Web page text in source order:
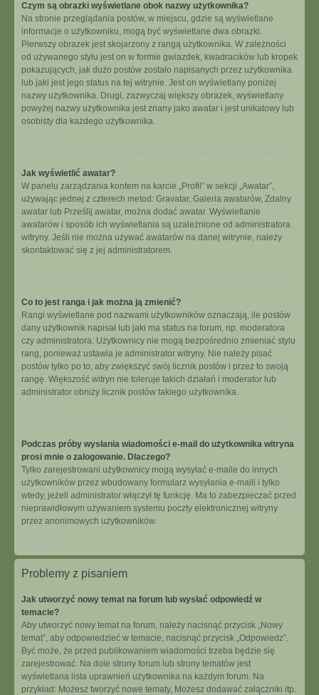
Czym są obrazki wyświetlane obok nazwy użytkownika?
Na stronie przeglądania postów, w miejscu, gdzie są wyświetlane
informacje o użytkowniku, mogą być wyświetlane dwa obrazki.
Pierwszy obrazek jest skojarzony z rangą użytkownika. W zależności
od używanego stylu jest on w formie gwiazdek, kwadracików lub kropek
pokazujących, jak dużo postów zostało napisanych przez użytkownika
lub jaki jest jego status na tej witrynie. Jest on wyświetlany poniżej
nazwy użytkownika. Drugi, zazwyczaj większy obrazek, wyświetlany
powyżej nazwy użytkownika jest znany jako awatar i jest unikatowy lub
osobisty dla każdego użytkownika.
Jak wyświetlić awatar?
W panelu zarządzania kontem na karcie „Profil” w sekcji „Awatar”,
używając jednej z czterech metod: Gravatar, Galeria awatarów, Zdalny
awatar lub Prześlij awatar, można dodać awatar. Wyświetlanie
awatarów i sposób ich wyświetlania są uzależnione od administratora
witryny. Jeśli nie można używać awatarów na danej witrynie, należy
skontaktować się z jej administratorem.
Co to jest ranga i jak można ją zmienić?
Rangi wyświetlane pod nazwami użytkowników oznaczają, ile postów
dany użytkownik napisał lub jaki ma status na forum, np. moderatora
czy administratora. Użytkownicy nie mogą bezpośrednio zmieniać stylu
rang, ponieważ ustawia je administrator witryny. Nie należy pisać
postów tylko po to, aby zwiększyć swój licznik postów i przez to swoją
rangę. Większość witryn nie toleruje takich działań i moderator lub
administrator obniży licznik postów takiego użytkownika.
Podczas próby wysłania wiadomości e-mail do użytkownika witryna
prosi mnie o zalogowanie. Dlaczego?
Tylko zarejestrowani użytkownicy mogą wysyłać e-maile do innych
użytkowników przez wbudowany formularz wysyłania e-maili i tylko
wtedy, jeżeli administrator włączył tę funkcję. Ma to zabezpieczać przed
nieprawidłowym używaniem systemu poczty elektronicznej witryny
przez anonimowych użytkowników.
Problemy z pisaniem
Jak utworzyć nowy temat na forum lub wysłać odpowiedź w
temacie?
Aby utworzyć nowy temat na forum, należy nacisnąć przycisk „Nowy
temat”, aby odpowiedzieć w temacie, nacisnąć przycisk „Odpowiedz”.
Być może, że przed publikowaniem wiadomości trzeba będzie się
zarejestrować. Na dole strony forum lub strony tematów jest
wyświetlana lista uprawnień użytkownika na każdym forum. Na
przykład: Możesz tworzyć nowe tematy, Możesz dodawać załączniki itp.